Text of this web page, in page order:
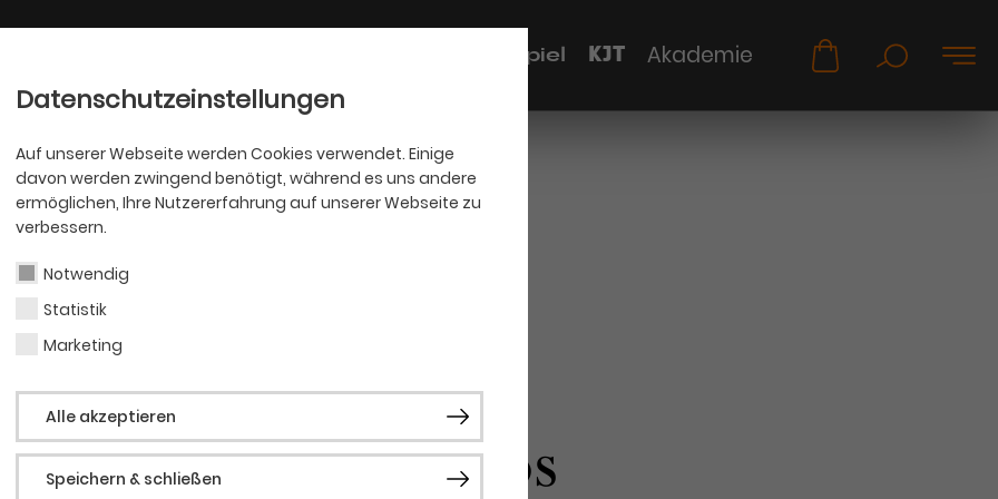
Datenschutzeinstellungen
Auf unserer Webseite werden Cookies verwendet. Einige
davon werden zwingend benötigt, während es uns andere
ermöglichen, Ihre Nutzererfahrung auf unserer Webseite zu
verbessern.
Notwendig
Statistik
Marketing
Alle akzeptieren
Speichern & schließen
Schauspiel KJT Akademie
der
spendet
Wagner-Kosmos